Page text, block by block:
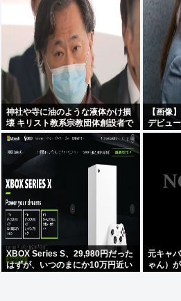
神社や寺に油のような液体かけ損
壊 キリスト教系宗教団体創設者で
医師の金山昌秀に懲役1年6か月、
【画像
デビュ
XBOX Series S、29,980円だった
はずが、いつのまにか10万円近い
元キャ
ゃん）